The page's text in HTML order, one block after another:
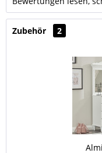
Zubehör 2